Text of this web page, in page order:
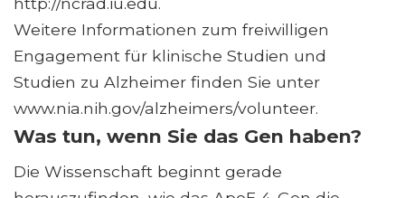
Weitere Informationen zum freiwilligen
Engagement für klinische Studien und
Studien zu Alzheimer finden Sie unter
www.nia.nih.gov/alzheimers/volunteer.
Was tun, wenn Sie das Gen haben?
Die Wissenschaft beginnt gerade